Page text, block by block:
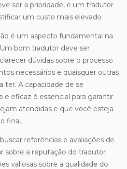
ser a prioridade, e um tradutor
um custo mais elevado.
é um aspecto fundamental na
bom tradutor deve ser
dúvidas sobre o processo
necessários e quaisquer outras
ter. A capacidade de se
e eficaz é essencial para garantir
atendidas e que você esteja
final.
referências e avaliações de
sobre a reputação do tradutor
valiosas sobre a qualidade do